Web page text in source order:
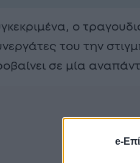
e-
ο
του την
σε μία